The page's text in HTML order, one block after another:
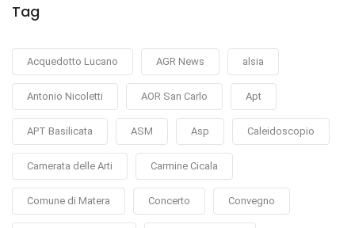
Tag
Acquedotto Lucano AGR News alsia
Antonio Nicoletti AOR San Carlo Apt
APT Basilicata ASM Asp Caleidoscopio
Camerata delle Arti Carmine Cicala
Comune di Matera Concerto Convegno